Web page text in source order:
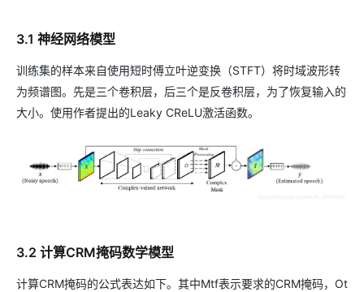
3.1 神经网络模型
训练集的样本来自使用短时傅立叶逆变换（STFT）将时域波形转
为频谱图。先是三个卷积层，后三个是反卷积层，为了恢复输入的
大小。使用作者提出的Leaky CReLU激活函数。
3.2 计算CRM掩码数学模型
计算CRM掩码的公式表达如下。其中Mtf表示要求的CRM掩码，Ot